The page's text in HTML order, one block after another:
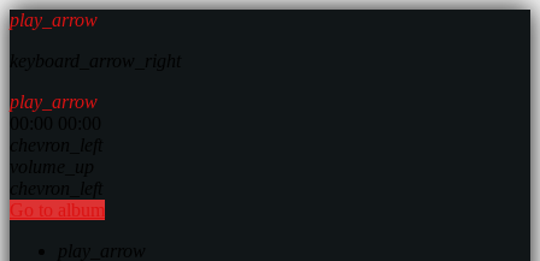
play_arrow
play_arrow
Go to album